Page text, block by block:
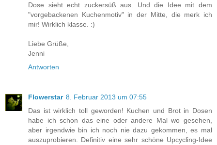
Dose sieht echt zuckersüß aus. Und die Idee mit dem
"vorgebackenen Kuchenmotiv" in der Mitte, die merk ich
mir! Wirklich klasse. :)
Liebe Grüße,
Jenni
Antworten
Flowerstar 8. Februar 2013 um 07:55
Das ist wirklich toll geworden! Kuchen und Brot in Dosen
habe ich schon das eine oder andere Mal wo gesehen,
aber irgendwie bin ich noch nie dazu gekommen, es mal
auszuprobieren. Definitiv eine sehr schöne Upcycling-Idee